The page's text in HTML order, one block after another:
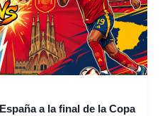
a la final de la Copa